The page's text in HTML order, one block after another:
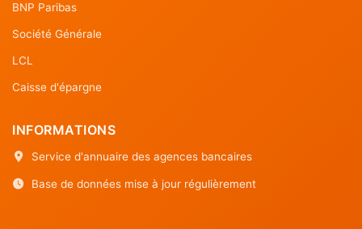
BNP Paribas
Société Générale
LCL
Caisse d'épargne
INFORMATIONS
Service d'annuaire des agences bancaires
Base de données mise à jour régulièrement